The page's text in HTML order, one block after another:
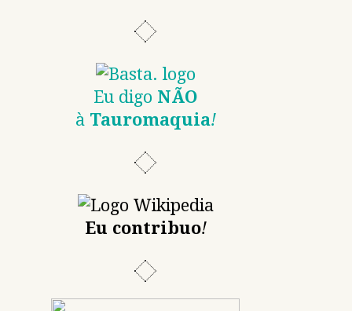
Eu digo NÃO
à Tauromaquia!
Eu contribuo!